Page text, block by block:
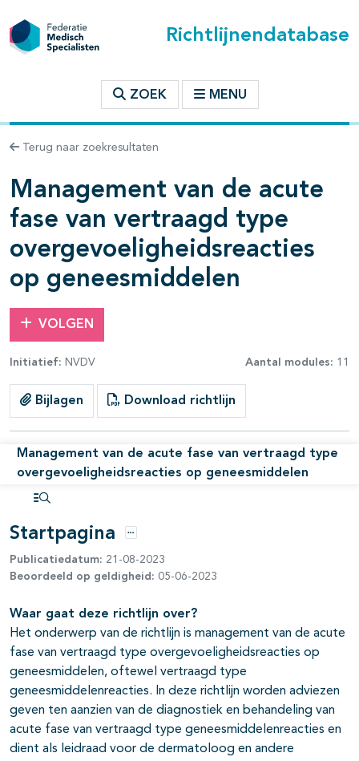
Richtlijnendatabase
ZOEK MENU
Terug naar zoekresultaten
Management van de acute
fase van vertraagd type
overgevoeligheidsreacties
op geneesmiddelen
VOLGEN
Initiatief: NVDV Aantal modules: 11
Bijlagen Download richtlijn
Management van de acute fase van vertraagd type
overgevoeligheidsreacties op geneesmiddelen
binnen deze richtlijn
openklappen
Startpagina Opties
Publicatiedatum: 21-08-2023
Beoordeeld op geldigheid: 05-06-2023
Waar gaat deze richtlijn over?
Het onderwerp van de richtlijn is management van de acute
fase van vertraagd type overgevoeligheidsreacties op
geneesmiddelen, oftewel vertraagd type
geneesmiddelenreacties. In deze richtlijn worden adviezen
geven ten aanzien van de diagnostiek en behandeling van
acute fase van vertraagd type geneesmiddelenreacties en
dient als leidraad voor de dermatoloog en andere